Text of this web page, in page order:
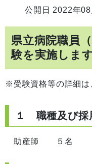
公開日 2022年08
県立病院職員
験を実施します
※受験資格等の詳細は
１ 職種及び採
助産師 ５名